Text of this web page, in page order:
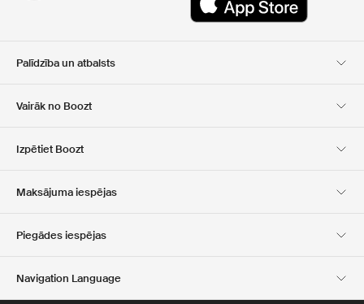
Palīdzība un atbalsts
Vairāk no Boozt
Club Boozt
Izpētiet Boozt
Preses un balvas
Maksājuma iespējas
Piegādes iespējas
Navigation Language